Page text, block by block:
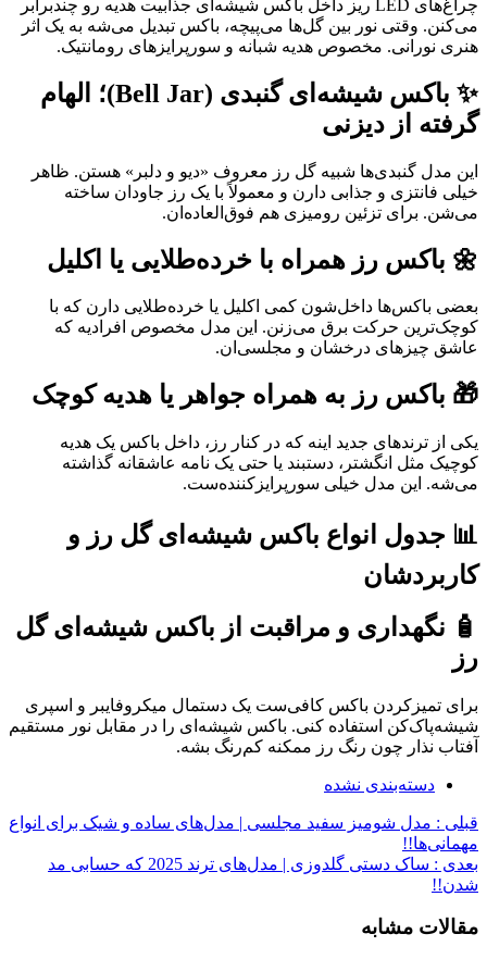
چراغ‌های LED ریز داخل باکس شیشه‌ای جذابیت هدیه رو چندبرابر
می‌کنن. وقتی نور بین گل‌ها می‌پیچه، باکس تبدیل می‌شه به یک اثر
هنری نورانی. مخصوص هدیه شبانه و سورپرایزهای رومانتیک.
✨ باکس شیشه‌ای گنبدی (Bell Jar)؛ الهام
گرفته از دیزنی
این مدل گنبدی‌ها شبیه گل رز معروف «دیو و دلبر» هستن. ظاهر
خیلی فانتزی و جذابی دارن و معمولاً با یک رز جاودان ساخته
می‌شن. برای تزئین رومیزی هم فوق‌العاده‌ان.
🌼 باکس رز همراه با خرده‌طلایی یا اکلیل
بعضی باکس‌ها داخل‌شون کمی اکلیل یا خرده‌طلایی دارن که با
کوچک‌ترین حرکت برق می‌زنن. این مدل مخصوص افرادیه که
عاشق چیزهای درخشان و مجلسی‌ان.
🎁 باکس رز به همراه جواهر یا هدیه کوچک
یکی از ترندهای جدید اینه که در کنار رز، داخل باکس یک هدیه
کوچیک مثل انگشتر، دستبند یا حتی یک نامه عاشقانه گذاشته
می‌شه. این مدل خیلی سورپرایزکننده‌ست.
📊 جدول انواع باکس شیشه‌ای گل رز و
کاربردشان
🧴 نگهداری و مراقبت از باکس شیشه‌ای گل
رز
برای تمیزکردن باکس کافی‌ست یک دستمال میکروفایبر و اسپری
شیشه‌پاک‌کن استفاده کنی. باکس شیشه‌ای را در مقابل نور مستقیم
آفتاب نذار چون رنگ رز ممکنه کم‌رنگ بشه.
دسته‌بندی نشده
قبلی : مدل شومیز سفید مجلسی | مدل‌های ساده و شیک برای انواع
مهمانی‌ها!!
بعدی :
ساک دستی گلدوزی | مدل‌های ترند 2025 که حسابی مد
شدن!!
مقالات مشابه